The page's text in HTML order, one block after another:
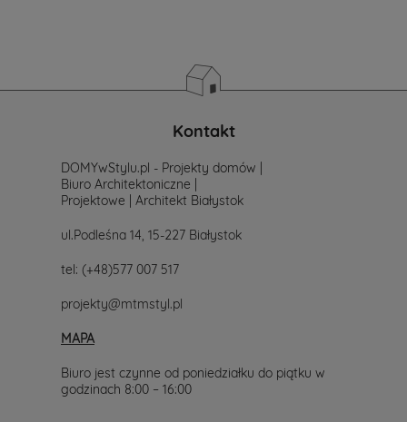
Kontakt
DOMYwStylu.pl - Projekty domów |
Biuro Architektoniczne |
Projektowe | Architekt Białystok
ul.Podleśna 14, 15-227 Białystok
tel: (+48)577 007 517
projekty@mtmstyl.pl
MAPA
Biuro jest czynne od poniedziałku do piątku w
godzinach 8:00 – 16:00